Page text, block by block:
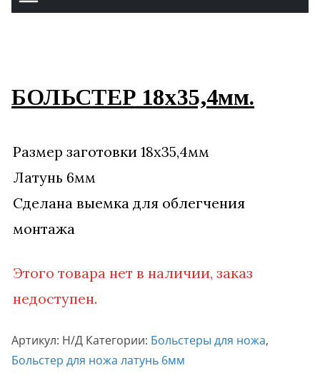
БОЛЬСТЕР 18х35,4мм.
Размер заготовки 18х35,4мм
Латунь 6мм
Сделана выемка для облегчения
монтажа
Этого товара нет в наличии, заказ
недоступен.
Артикул: Н/Д Категории: Больстеры для ножа,
Больстер для ножа латунь 6мм